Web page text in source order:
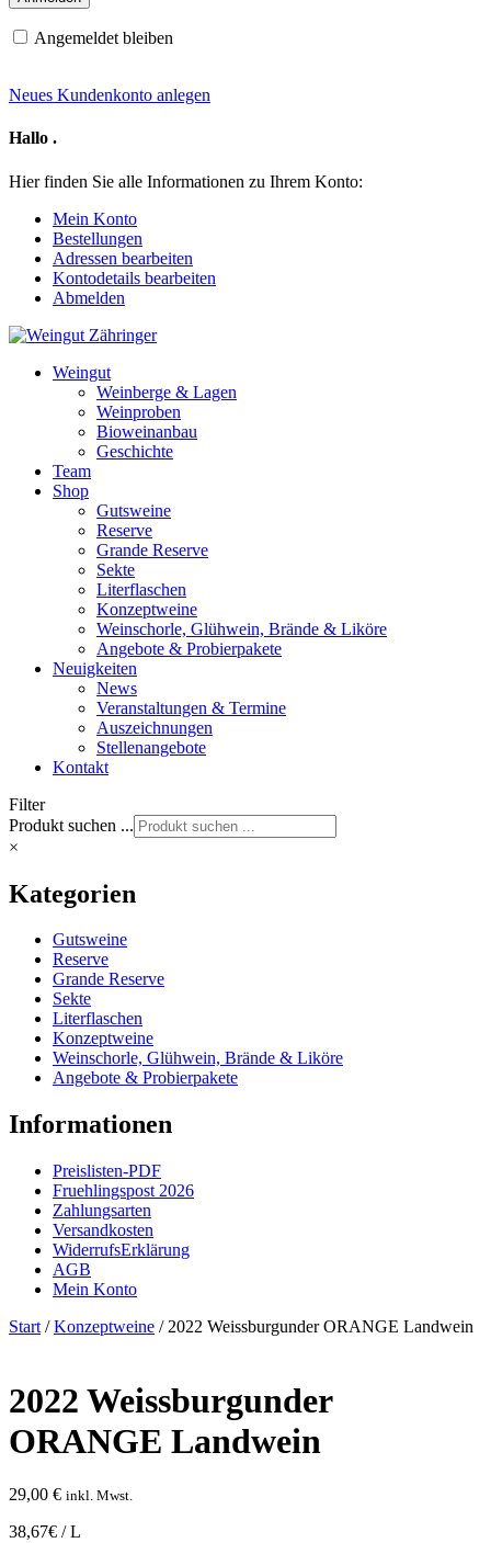
Angemeldet bleiben
Neues Kundenkonto anlegen
Hallo .
Hier finden Sie alle Informationen zu Ihrem Konto:
Mein Konto
Bestellungen
Adressen bearbeiten
Kontodetails bearbeiten
Abmelden
Weingut
Weinberge & Lagen
Weinproben
Bioweinanbau
Geschichte
Team
Shop
Gutsweine
Reserve
Grande Reserve
Sekte
Literflaschen
Konzeptweine
Weinschorle, Glühwein, Brände & Liköre
Angebote & Probierpakete
Neuigkeiten
News
Veranstaltungen & Termine
Auszeichnungen
Stellenangebote
Kontakt
Filter
Produkt suchen ...
×
Kategorien
Gutsweine
Reserve
Grande Reserve
Sekte
Literflaschen
Konzeptweine
Weinschorle, Glühwein, Brände & Liköre
Angebote & Probierpakete
Informationen
Preislisten-PDF
Fruehlingspost 2026
Zahlungsarten
Versandkosten
WiderrufsErklärung
AGB
Mein Konto
Start /Konzeptweine / 2022 Weissburgunder ORANGE Landwein
2022 Weissburgunder
ORANGE Landwein
29,00 € inkl. Mwst.
38,67€ / L